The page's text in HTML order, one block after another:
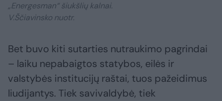
„Energesman“ šiukšlių kalnai.
V.Ščiavinsko nuotr.
Bet buvo kiti sutarties nutraukimo pagrindai
– laiku nepabaigtos statybos, eilės ir
valstybės institucijų raštai, tuos pažeidimus
liudijantys. Tiek savivaldybė, tiek